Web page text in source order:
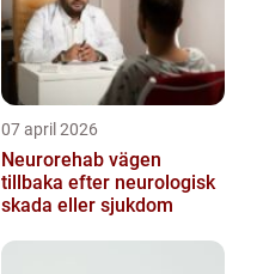
07 april 2026
Neurorehab vägen
tillbaka efter neurologisk
skada eller sjukdom